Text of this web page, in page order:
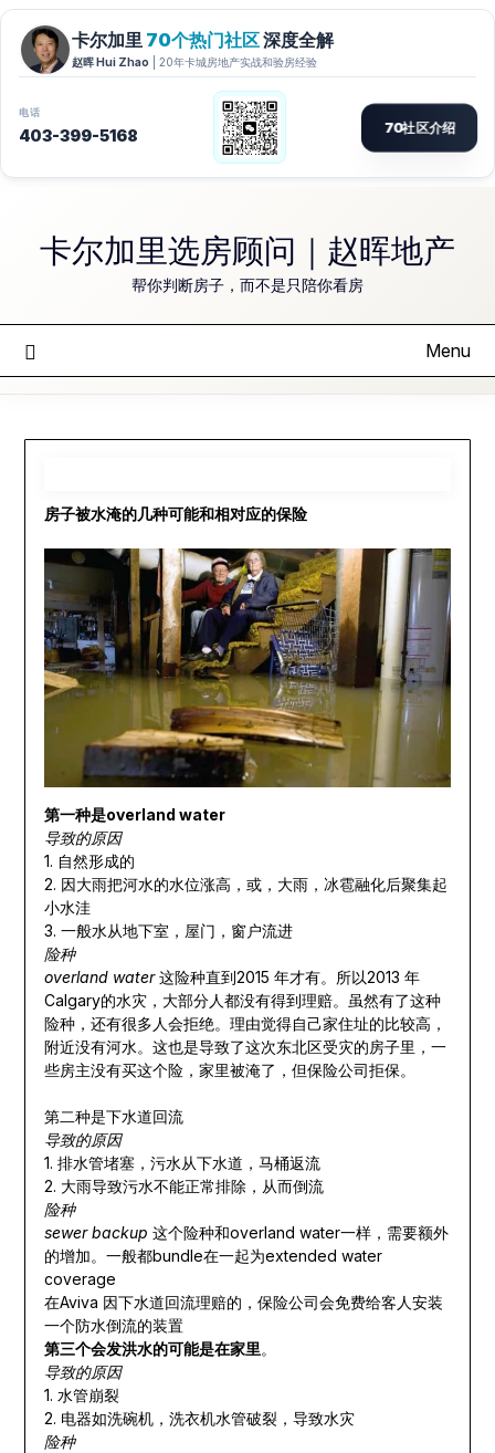
content卡尔加里选房顾问｜赵晖地产
帮你判断房子，而不是只陪你看房
Menu
房子被水淹的几种可能和相对应的保险
第一种是overland water
导致的原因
1. 自然形成的
2. 因大雨把河水的水位涨高，或，大雨，冰雹融化后聚集起
小水洼
3. 一般水从地下室，屋门，窗户流进
险种
overland water这险种直到2015 年才有。所以2013 年
Calgary的水灾，大部分人都没有得到理赔。虽然有了这种
险种，还有很多人会拒绝。理由觉得自己家住址的比较高，
附近没有河水。这也是导致了这次东北区受灾的房子里，一
些房主没有买这个险，家里被淹了，但保险公司拒保。
第二种是下水道回流
导致的原因
1. 排水管堵塞，污水从下水道，马桶返流
2. 大雨导致污水不能正常排除，从而倒流
险种
sewer backup 这个险种和overland water一样，需要额外
的增加。一般都bundle在一起为extended water
coverage
在Aviva 因下水道回流理赔的，保险公司会免费给客人安装
一个防水倒流的装置
第三个会发洪水的可能是在家里。
导致的原因
1. 水管崩裂
2. 电器如洗碗机，洗衣机水管破裂，导致水灾
险种